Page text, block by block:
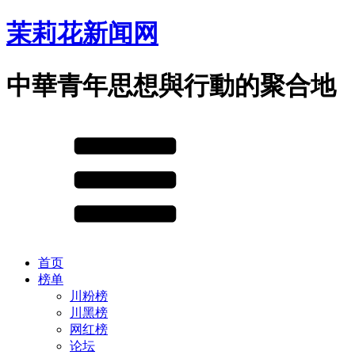
茉莉花新闻网
中華青年思想與行動的聚合地
首页
榜单
川粉榜
川黑榜
网红榜
论坛